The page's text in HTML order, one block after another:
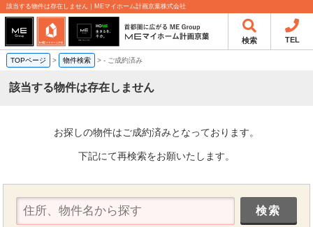
該当する物件は存在しません｜MEマイホーム計画京葉株式会社
検索 TEL
TOPページ > 物件検索 >- ご成約済み
該当する物件は存在しません
お探しの物件はご成約済みとなっております。
下記にて再検索をお願いたします。